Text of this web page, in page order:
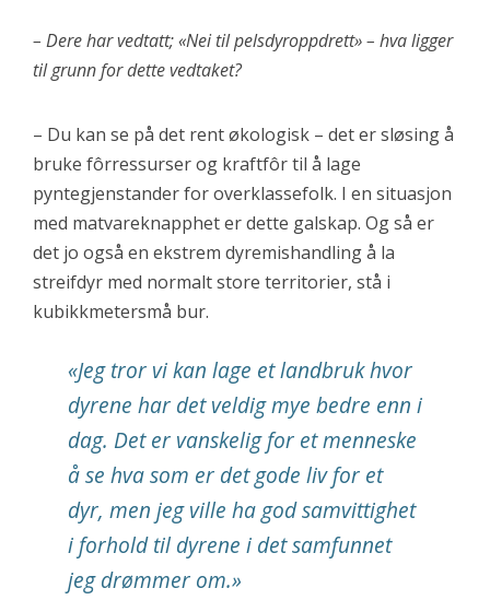
– Dere har vedtatt; «Nei til pelsdyroppdrett» – hva ligger
til grunn for dette vedtaket?
– Du kan se på det rent økologisk – det er sløsing å
bruke fôrressurser og kraftfôr til å lage
pyntegjenstander for overklassefolk. I en situasjon
med matvareknapphet er dette galskap. Og så er
det jo også en ekstrem dyremishandling å la
streifdyr med normalt store territorier, stå i
kubikkmetersmå bur.
«Jeg tror vi kan lage et landbruk hvor
dyrene har det veldig mye bedre enn i
dag. Det er vanskelig for et menneske
å se hva som er det gode liv for et
dyr, men jeg ville ha god samvittighet
i forhold til dyrene i det samfunnet
jeg drømmer om.»